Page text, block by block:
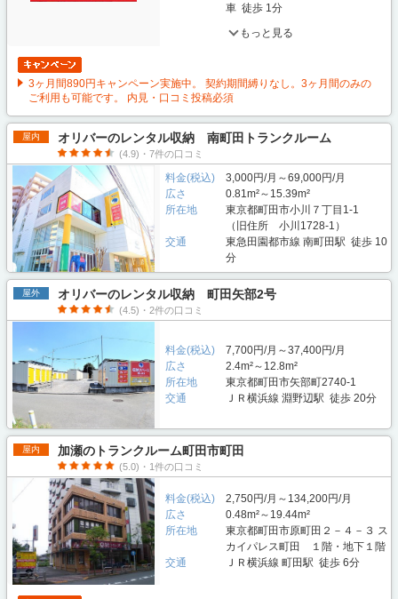
車 徒歩 1分
もっと見る
3ヶ月間890円キャンペーン実施中。 契約期間縛りなし。3ヶ月間のみの
ご利用も可能です。 内見・口コミ投稿必須
屋内 オリバーのレンタル収納 南町田トランクルーム
(4.9)・7件の口コミ
料金(税込)
3,000円/月～69,000円/月
広さ
0.81m²～15.39m²
所在地
東京都町田市小川７丁目1-1
（旧住所 小川1728-1）
交通
東急田園都市線 南町田駅 徒歩 10
分
屋外 オリバーのレンタル収納 町田矢部2号
(4.5)・2件の口コミ
料金(税込)
7,700円/月～37,400円/月
広さ
2.4m²～12.8m²
所在地
東京都町田市矢部町2740-1
交通
ＪＲ横浜線 淵野辺駅 徒歩 20分
屋内 加瀬のトランクルーム町田市町田
(5.0)・1件の口コミ
料金(税込)
2,750円/月～134,200円/月
広さ
0.48m²～19.44m²
所在地
東京都町田市原町田２－４－３ ス
カイパレス町田 １階・地下１階
交通
ＪＲ横浜線 町田駅 徒歩 6分